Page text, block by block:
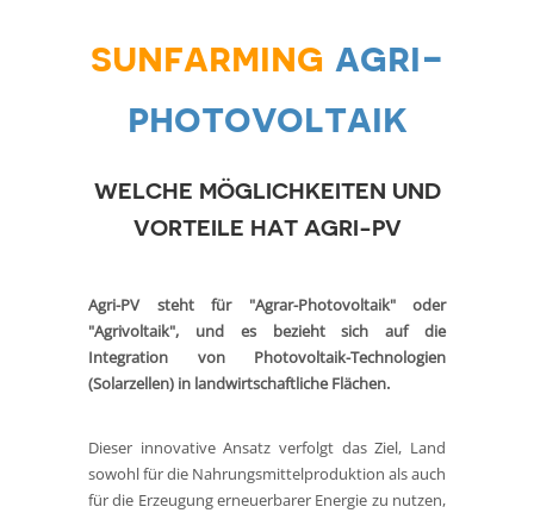
sunfarming agri-
photovoltaik
WELCHE MÖGLICHKEITEN UND
VORTEILE HAT AGRI-PV
Agri-PV steht für "Agrar-Photovoltaik" oder
"Agrivoltaik", und es bezieht sich auf die
Integration von Photovoltaik-Technologien
(Solarzellen) in landwirtschaftliche Flächen.
Dieser innovative Ansatz verfolgt das Ziel, Land
sowohl für die Nahrungsmittelproduktion als auch
für die Erzeugung erneuerbarer Energie zu nutzen,